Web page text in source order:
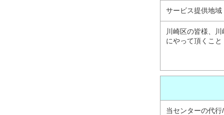
サービス提供地域
川崎区の皆様、
にやって頂くこと
当センターの代